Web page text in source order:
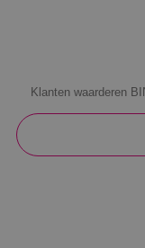
Klanten waarderen